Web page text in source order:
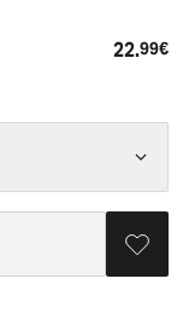
22.99€